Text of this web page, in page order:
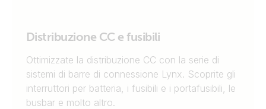
Distribuzione CC e fusibili
Ottimizzate la distribuzione CC con la serie di
sistemi di barre di connessione Lynx. Scoprite gli
interruttori per batteria, i fusibili e i portafusibili, le
busbar e molto altro.